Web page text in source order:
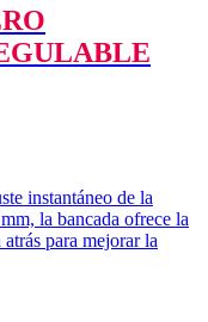
instantáneo de la
la bancada ofrece la
para mejorar la